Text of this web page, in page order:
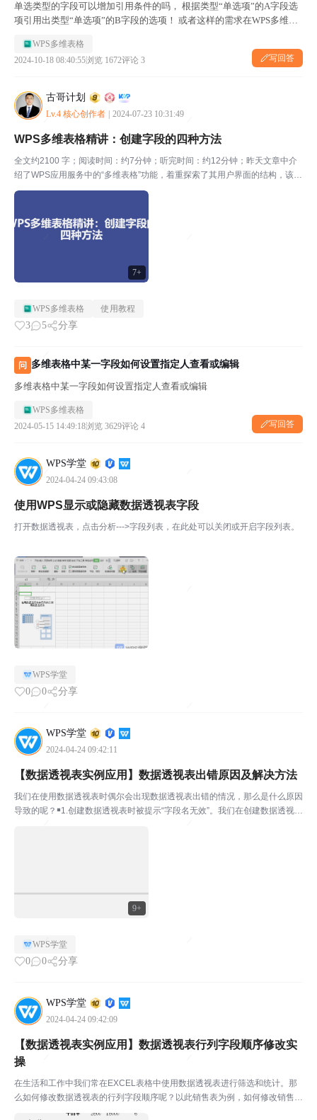
单选类型的字段可以增加引用条件的吗， 根据类型“单选项”的A字段选
项引用出类型“单选项”的B字段的选项！ 或者这样的需求在WPS多维表
WPS多维表格
2024-10-18 08:40:55浏览 1672评论 3 写回答
古哥计划
Lv.4 核心创作者 2024-07-23 10:31:49
7+
WPS多维表格精讲：创建字段的四种方法
全文约2100 字；阅读时间：约7分钟；听完时间：约12分钟；昨天文章中介
绍了WPS应用服务中的“多维表格”功能，着重探索了其用户界面的结构，该界
面主要由五个关键部分组成：左侧导航面板、顶部菜单栏、数据表字段区、数
WPS多维表格 使用教程
3 5 分享
问 多维表格中某一字段如何设置指定人查看或编辑
多维表格中某一字段如何设置指定人查看或编辑
WPS多维表格
2024-05-15 14:49:18浏览 3629评论 4 写回答
WPS学堂
2024-04-24 09:43:08
使用WPS显示或隐藏数据透视表字段
打开数据透视表，点击分析--->字段列表，在此处可以关闭或开启字段列表。
WPS学堂
0 0 分享
WPS学堂
2024-04-24 09:42:11
9+
【数据透视表实例应用】数据透视表出错原因及解决方法
我们在使用数据透视表时偶尔会出现数据透视表出错的情况，那么是什么原因
导致的呢？￭1.创建数据透视表时被提示“字段名无效”。我们在创建数据透视表
WPS学堂
0 0 分享
WPS学堂
2024-04-24 09:42:09
【数据透视表实例应用】数据透视表行列字段顺序修改实
操
在生活和工作中我们常在EXCEL表格中使用数据透视表进行筛选和统计。那
么如何修改数据透视表的行列字段顺序呢？以此销售表为例，如何修改销售
额、数量、单价的列顺序呢？￭将光标放在（A6）处，右键选择“移动”-“将销